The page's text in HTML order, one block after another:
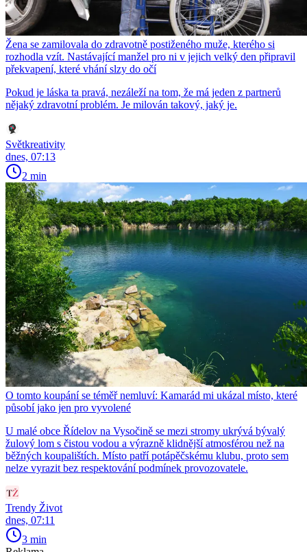
Žena se zamilovala do zdravotně postiženého muže, kterého si
rozhodla vzít. Nastávající manžel pro ni v jejich velký den připravil
překvapení, které vhání slzy do očí
Pokud je láska ta pravá, nezáleží na tom, že má jeden z partnerů
nějaký zdravotní problém. Je milován takový, jaký je.
Světkreativity
dnes, 07:13
2 min
O tomto koupání se téměř nemluví: Kamarád mi ukázal místo, které
působí jako jen pro vyvolené
U malé obce Řídelov na Vysočině se mezi stromy ukrývá bývalý
žulový lom s čistou vodou a výrazně klidnější atmosférou než na
běžných koupalištích. Místo patří potápěčskému klubu, proto sem
nelze vyrazit bez respektování podmínek provozovatele.
Trendy Život
dnes, 07:11
3 min